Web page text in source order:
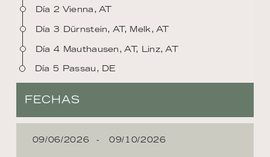
Día 2 Vienna, AT
Día 3 Dürnstein, AT, Melk, AT
Día 4 Mauthausen, AT, Linz, AT
Día 5 Passau, DE
FECHAS
09/06/2026 09/10/2026